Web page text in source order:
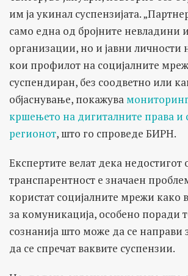
им ја укинал суспензијата.
само една од бројните невладини
организации, но и јавни личности
кои профилот на социјалните
суспендиран, без соодветно или
објаснување, покажува
кршењето на дигиталните права и
регионот, што го спроведе БИРН.
Експертите велат дека недостигот
транспарентност е значаен
користат социјалните мрежи како
за комуникација, особено поради
сознанија што може да се направи
да се спречат ваквите суспензии.